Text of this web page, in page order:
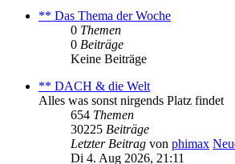
** Das Thema der Woche
0 Themen
0 Beiträge
Keine Beiträge
** DACH & die Welt
Alles was sonst nirgends Platz findet
654 Themen
30225 Beiträge
Letzter Beitrag von phimax
Di 4. Aug 2026, 21:11